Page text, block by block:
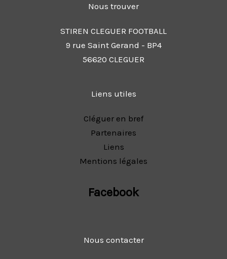
Nous trouver
STIREN CLEGUER FOOTBALL
9 rue Saint Gerand - BP4
56620 CLEGUER
Liens utiles
Cléguer en bref
Partenaires
Liens
Mentions légales
Facebook
Nous contacter